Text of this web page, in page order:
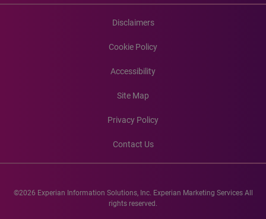
Disclaimers
Cookie Policy
Accessibility
Site Map
Privacy Policy
Contact Us
©2026 Experian Information Solutions, Inc. Experian Marketing Services All
rights reserved.